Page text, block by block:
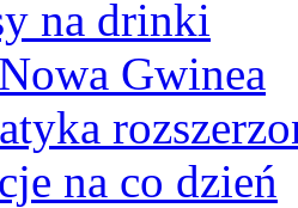
na drinki
Gwinea
na co dzień